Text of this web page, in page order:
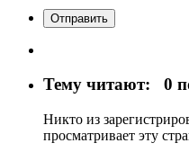
Отправить
Тему читают: 0
Никто из
просматривает эту